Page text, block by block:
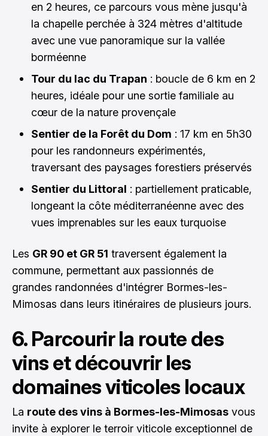
en 2 heures, ce parcours vous mène jusqu'à
la chapelle perchée à 324 mètres d'altitude
avec une vue panoramique sur la vallée
borméenne
Tour du lac du Trapan : boucle de 6 km en 2
heures, idéale pour une sortie familiale au
cœur de la nature provençale
Sentier de la Forêt du Dom : 17 km en 5h30
pour les randonneurs expérimentés,
traversant des paysages forestiers préservés
Sentier du Littoral : partiellement praticable,
longeant la côte méditerranéenne avec des
vues imprenables sur les eaux turquoise
Les GR 90 et GR 51 traversent également la
commune, permettant aux passionnés de
grandes randonnées d'intégrer Bormes-les-
Mimosas dans leurs itinéraires de plusieurs jours.
6. Parcourir la route des
vins et découvrir les
domaines viticoles locaux
La route des vins à Bormes-les-Mimosas vous
invite à explorer le terroir viticole exceptionnel de